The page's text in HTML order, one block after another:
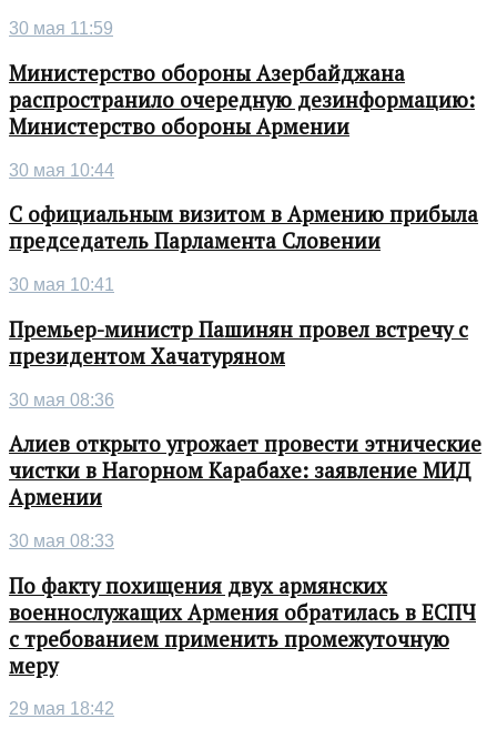
30 мая 11:59
Министерство обороны Азербайджана
распространило очередную дезинформацию:
Министерство обороны Армении
30 мая 10:44
С официальным визитом в Армению прибыла
председатель Парламента Словении
30 мая 10:41
Премьер-министр Пашинян провел встречу с
президентом Хачатуряном
30 мая 08:36
Алиев открыто угрожает провести этнические
чистки в Нагорном Карабахе: заявление МИД
Армении
30 мая 08:33
По факту похищения двух армянских
военнослужащих Армения обратилась в ЕСПЧ
с требованием применить промежуточную
меру
29 мая 18:42